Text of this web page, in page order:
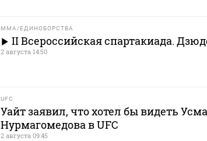
MMA/ЕДИНОБОРСТВА
II Всероссийская спартакиада.
2 августа 14:50
UFC
Уайт заявил, что хотел бы видеть
Нурмагомедова в UFC
2 августа 09:45